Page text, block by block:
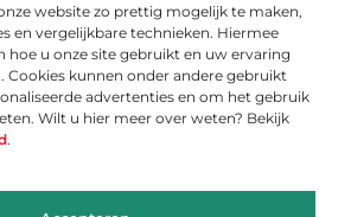
website zo prettig mogelijk te maken,
en vergelijkbare technieken. Hiermee
hoe u onze site gebruikt en uw ervaring
Cookies kunnen onder andere gebruikt
advertenties en om het gebruik
Wilt u hier meer over weten? Bekijk
.